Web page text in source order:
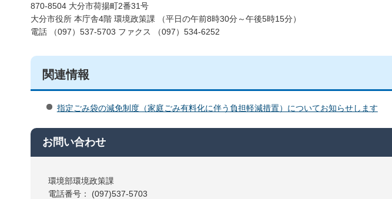
870-8504 大分市荷揚町2番31号
大分市役所 本庁舎4階 環境政策課 （平日の午前8時30分～午後5時15分）
電話 （097）537-5703 ファクス （097）534-6252
関連情報
指定ごみ袋の減免制度（家庭ごみ有料化に伴う負担軽減措置）についてお知らせします
お問い合わせ
環境部環境政策課
電話番号： (097)537-5703